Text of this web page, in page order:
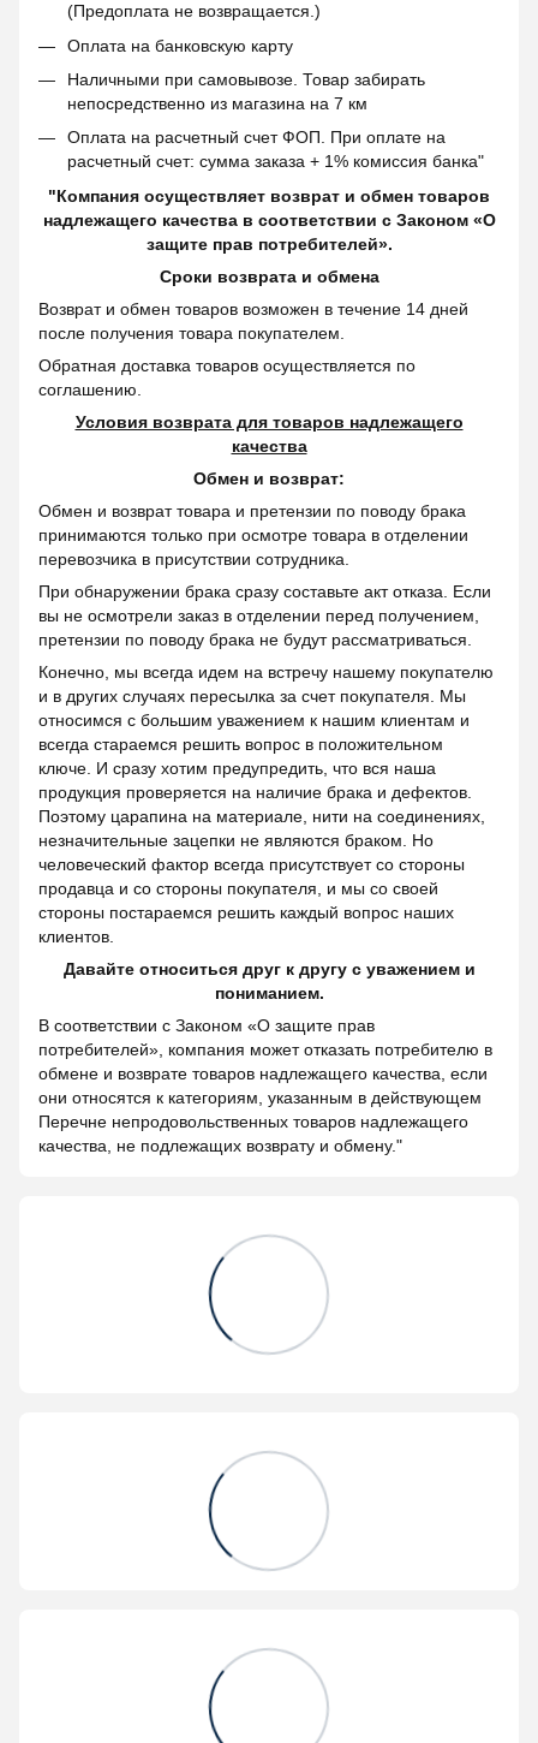
(Предоплата не возвращается.)
Оплата на банковскую карту
Наличными при самовывозе. Товар забирать
непосредственно из магазина на 7 км
Оплата на расчетный счет ФОП. При оплате на
расчетный счет: сумма заказа + 1% комиссия банка"
"Компания осуществляет возврат и обмен товаров
надлежащего качества в соответствии с Законом «О
защите прав потребителей».
Сроки возврата и обмена
Возврат и обмен товаров возможен в течение 14 дней
после получения товара покупателем.
Обратная доставка товаров осуществляется по
соглашению.
Условия возврата для товаров надлежащего
качества
Обмен и возврат:
Обмен и возврат товара и претензии по поводу брака
принимаются только при осмотре товара в отделении
перевозчика в присутствии сотрудника.
При обнаружении брака сразу составьте акт отказа. Если
вы не осмотрели заказ в отделении перед получением,
претензии по поводу брака не будут рассматриваться.
Конечно, мы всегда идем на встречу нашему покупателю
и в других случаях пересылка за счет покупателя. Мы
относимся с большим уважением к нашим клиентам и
всегда стараемся решить вопрос в положительном
ключе. И сразу хотим предупредить, что вся наша
продукция проверяется на наличие брака и дефектов.
Поэтому царапина на материале, нити на соединениях,
незначительные зацепки не являются браком. Но
человеческий фактор всегда присутствует со стороны
продавца и со стороны покупателя, и мы со своей
стороны постараемся решить каждый вопрос наших
клиентов.
Давайте относиться друг к другу с уважением и
пониманием.
В соответствии с Законом «О защите прав
потребителей», компания может отказать потребителю в
обмене и возврате товаров надлежащего качества, если
они относятся к категориям, указанным в действующем
Перечне непродовольственных товаров надлежащего
качества, не подлежащих возврату и обмену."